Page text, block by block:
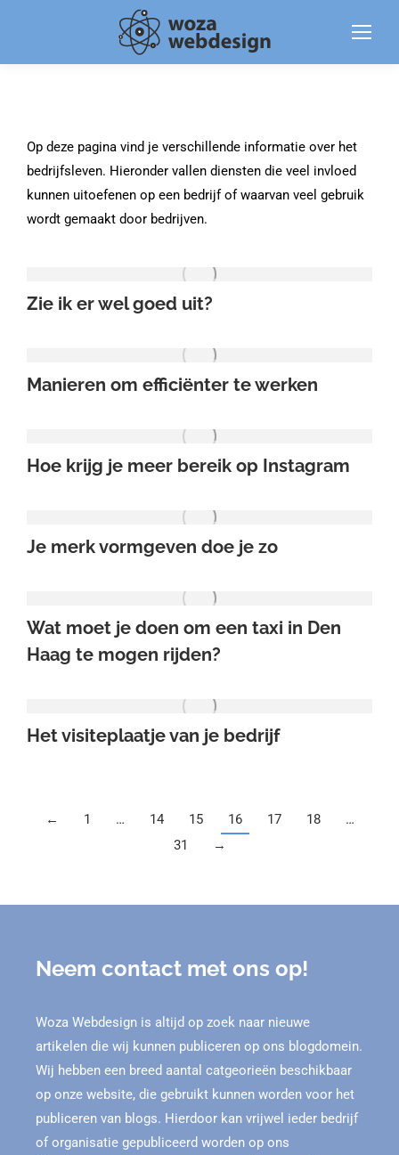
Op deze pagina vind je verschillende informatie over het
bedrijfsleven. Hieronder vallen diensten die veel invloed
kunnen uitoefenen op een bedrijf of waarvan veel gebruik
wordt gemaakt door bedrijven.
Zie ik er wel goed uit?
Manieren om efficiënter te werken
Hoe krijg je meer bereik op Instagram
Je merk vormgeven doe je zo
Wat moet je doen om een taxi in Den
Haag te mogen rijden?
Het visiteplaatje van je bedrijf
← 1 … 14 15 16 17 18
…
31
→
Neem contact met ons op!
Woza Webdesign is altijd op zoek naar nieuwe
artikelen die wij kunnen publiceren op ons blogdomein.
Wij hebben een breed aantal catgeorieën beschikbaar
op onze website, die gebruikt kunnen worden voor het
publiceren van blogs. Hierdoor kan vrijwel ieder bedrijf
of organisatie gepubliceerd worden op ons